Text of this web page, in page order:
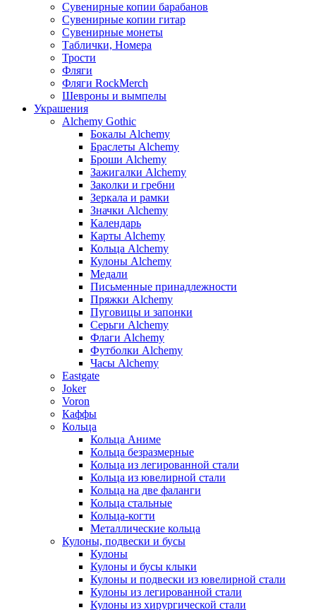
Сувенирные копии барабанов
Сувенирные копии гитар
Сувенирные монеты
Таблички, Номера
Трости
Фляги
Фляги RockMerch
Шевроны и вымпелы
Украшения
Alchemy Gothic
Бокалы Alchemy
Браслеты Alchemy
Броши Alchemy
Зажигалки Alchemy
Заколки и гребни
Зеркала и рамки
Значки Alchemy
Календарь
Карты Alchemy
Кольца Alchemy
Кулоны Alchemy
Медали
Письменные принадлежности
Пряжки Alchemy
Пуговицы и запонки
Серьги Alchemy
Флаги Alchemy
Футболки Alchemy
Часы Alchemy
Eastgate
Joker
Voron
Каффы
Кольца
Кольца Аниме
Кольца безразмерные
Кольца из легированной стали
Кольца из ювелирной стали
Кольца на две фаланги
Кольца стальные
Кольца-когти
Металлические кольца
Кулоны, подвески и бусы
Кулоны
Кулоны и бусы клыки
Кулоны и подвески из ювелирной стали
Кулоны из легированной стали
Кулоны из хирургической стали